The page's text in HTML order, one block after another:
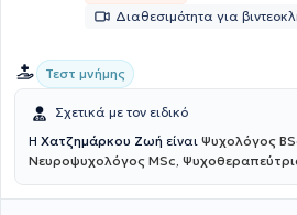
Διαθεσιμότητα για
Τεστ μνήμης
Σχετικά με τον ειδικό
Η Χατζημάρκου Ζωή είναι Ψυχολόγος
Νευροψυχολόγος MSc,
συνεδρίες. Είναι αριστούχος απόφοιτη